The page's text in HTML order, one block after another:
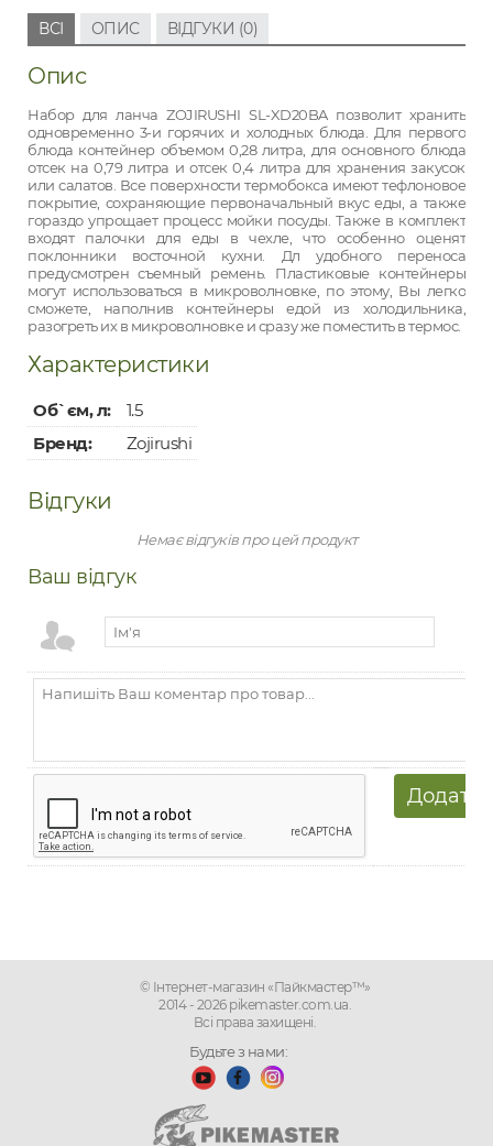
ВСІ ОПИС ВІДГУКИ (0)
Опис
Набор для ланча ZOJIRUSHI SL-XD20BA позволит хранить
одновременно 3-и горячих и холодных блюда. Для первого
блюда контейнер объемом 0,28 литра, для основного блюда
отсек на 0,79 литра и отсек 0,4 литра для хранения закусок
или салатов. Все поверхности термобокса имеют тефлоновое
покрытие, сохраняющие первоначальный вкус еды, а также
гораздо упрощает процесс мойки посуды. Также в комплект
входят палочки для еды в чехле, что особенно оценят
поклонники восточной кухни. Дл удобного переноса
предусмотрен съемный ремень. Пластиковые контейнеры
могут использоваться в микроволновке, по этому, Вы легко
сможете, наполнив контейнеры едой из холодильника,
разогреть их в микроволновке и сразу же поместить в термос.
Характеристики
Об`єм, л:
1.5
Бренд:
Zojirushi
Відгуки
Немає відгуків про цей продукт
Ваш відгук
© Інтернет-магазин «Пайкмастер™»
2014 - 2026 pikemaster.com.ua.
Всі права захищені.
Будьте з нами: